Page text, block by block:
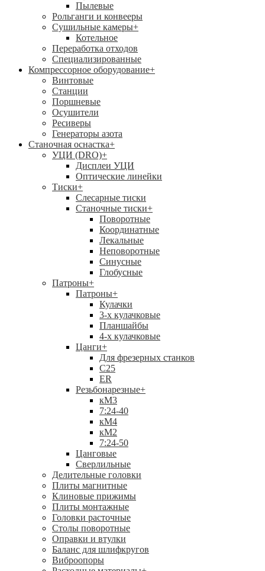
Пылевые
Рольганги и конвееры
Сушильные камеры+
Котельное
Переработка отходов
Специализированные
Компрессорное оборудование+
Винтовые
Станции
Поршневые
Осушители
Ресиверы
Генераторы азота
Станочная оснастка+
УЦИ (DRO)+
Дисплеи УЦИ
Оптические линейки
Тиски+
Слесарные тиски
Станочные тиски+
Поворотные
Координатные
Лекальные
Неповоротные
Синусные
Глобусные
Патроны+
Патроны+
Кулачки
3-х кулачковые
Планшайбы
4-х кулачковые
Цанги+
Для фрезерных станков
С25
ER
Резьбонарезные+
кМ3
7:24-40
кМ4
кМ2
7:24-50
Цанговые
Сверлильные
Делительные головки
Плиты магнитные
Клиновые прижимы
Плиты монтажные
Головки расточные
Столы поворотные
Оправки и втулки
Баланс для шлифкругов
Виброопоры